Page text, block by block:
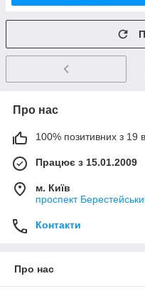
Про нас
100% позитивних з 19
Працює з 15.01.2009
м. Київ
проспект
Контакти
Про нас